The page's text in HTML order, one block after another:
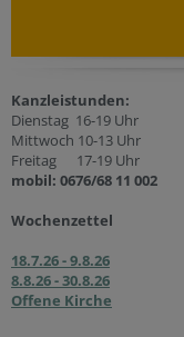
Kanzleistunden:
Dienstag 16-19 Uhr
Mittwoch 10-13 Uhr
Freitag 17-19 Uhr
mobil: 0676/68 11 002
Wochenzettel
18.7.26 - 9.8.26
8.8.26 - 30.8.26
Offene Kirche